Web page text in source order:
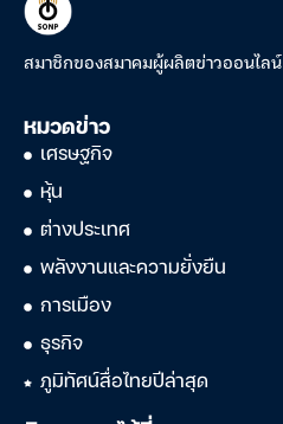
สมาชิกของสมาคมผู้ผลิตข่าวออนไลน์
หมวดข่าว
เศรษฐกิจ
หุ้น
ต่างประเทศ
พลังงานและความยั่งยืน
การเมือง
ธุรกิจ
ภูมิทัศน์สื่อไทยปีล่าสุด